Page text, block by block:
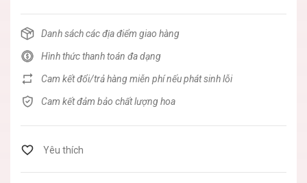
Danh sách các địa điểm giao hàng
Hình thức thanh toán đa dạng
Cam kết đổi/trả hàng miễn phí nếu phát sinh lỗi
Cam kết đảm bảo chất lượng hoa